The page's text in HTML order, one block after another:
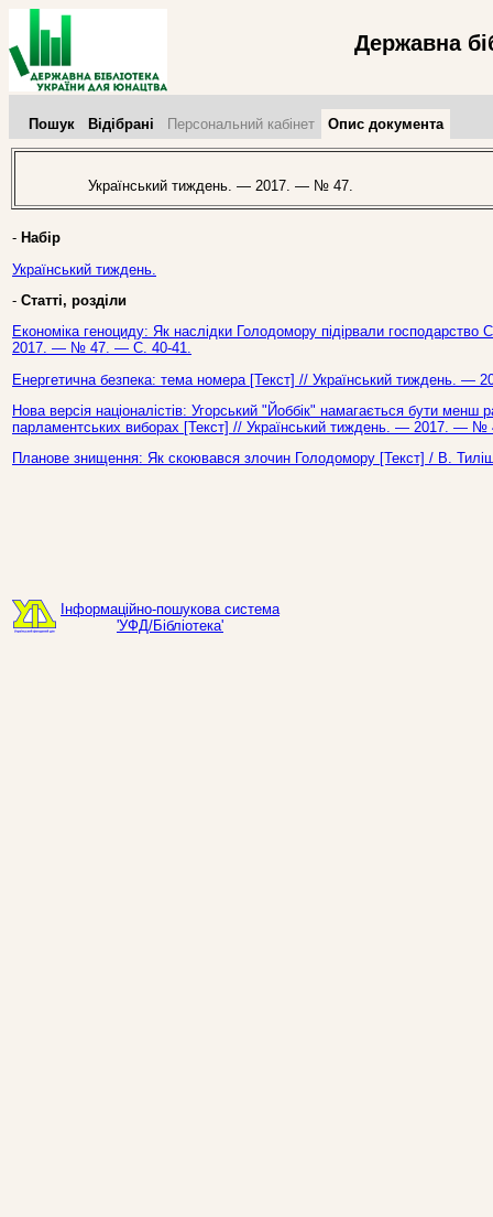
Державна
Пошук Відібрані Персональний кабінет Опис документа
Український тиждень. — 2017. — № 47.
- Набір
Український тиждень.
- Статті, розділи
Економіка геноциду: Як наслідки Голодомору підірвали
2017. — № 47. — С. 40-41.
Енергетична безпека: тема номера [Текст] // Український тиждень.
Нова версія націоналістів: Угорський "Йоббік" намагається бути
парламентських виборах [Текст] // Український тиждень. — 2017. —
Планове знищення: Як скоювався злочин Голодомору [Текст] / В.
Інформаційно-пошукова система
'УФД/Бібліотека'